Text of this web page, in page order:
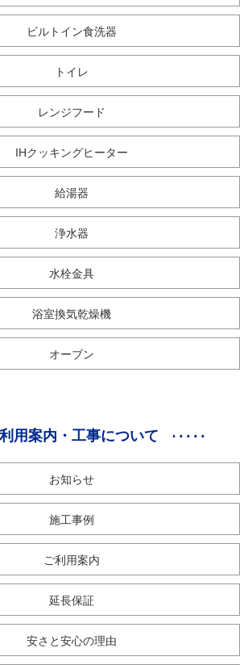
ビルトイン食洗器
トイレ
レンジフード
IHクッキングヒーター
給湯器
浄水器
水栓金具
浴室換気乾燥機
オーブン
用案内・工事について
お知らせ
施工事例
ご利用案内
延長保証
安さと安心の理由